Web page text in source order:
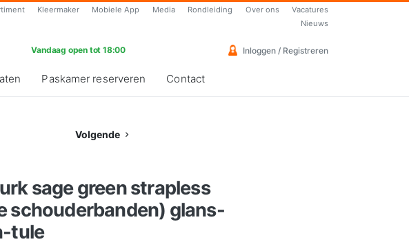
Kleermaker Mobiele App Media Rondleiding Over ons
Vacatures
Nieuws
Vandaag open tot 18:00 Inloggen / Registreren
Paskamer reserveren Contact
Volgende
sage green strapless
schouderbanden) glans-
tule